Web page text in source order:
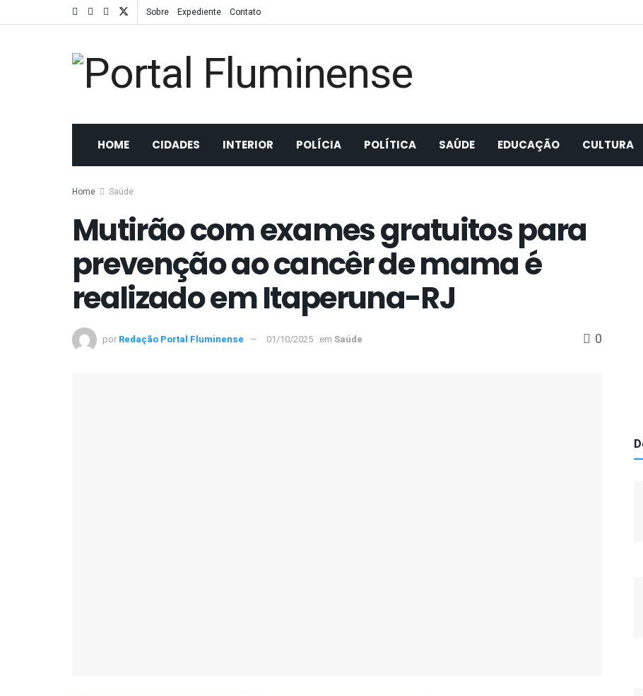
Sobre Expediente Contato
HOME CIDADES INTERIOR POLÍCIA POLÍTICA SAÚDE EDUCAÇÃO CULTURA
Home Saúde
Mutirão com exames gratuitos para
prevenção ao cancêr de mama é
realizado em Itaperuna-RJ
por Redação Portal Fluminense 01/10/2025 em Saúde 0